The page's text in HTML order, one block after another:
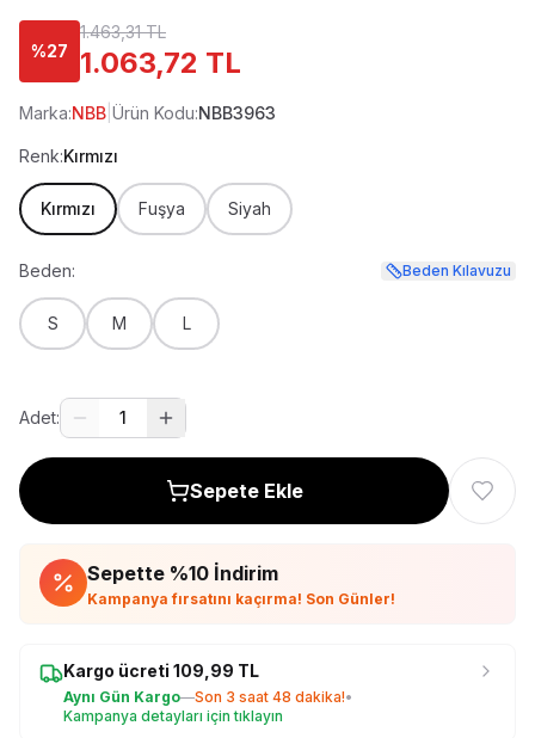
%27
1.463,31 TL
1.063,72 TL
Marka:NBB Ürün Kodu:NBB3963
Renk:Kırmızı
Kırmızı Fuşya Siyah
Beden: Beden Kılavuzu
S M L
Adet: 1
Sepete Ekle
Sepette %10 İndirim
Kampanya fırsatını kaçırma! Son Günler!
Kargo ücreti 109,99 TL
Aynı Gün Kargo—Son 3 saat 48 dakika!•
Kampanya detayları için tıklayın